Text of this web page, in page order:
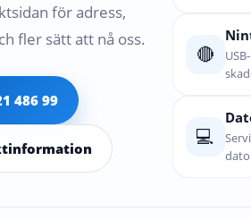
för adress,
fler sätt att nå oss.
486 99
🔴
💻